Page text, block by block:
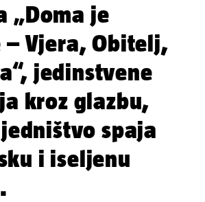
„Doma je
– Vjera, Obitelj,
jedinstvene
kroz glazbu,
spaja
i iseljenu